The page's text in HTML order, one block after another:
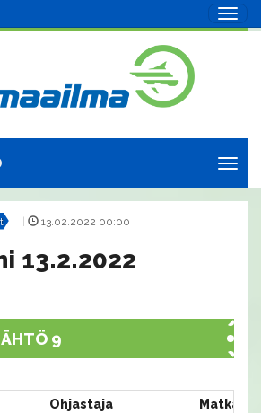
13.02.2022 00:00
13.2.2022
9
Ohjastaja